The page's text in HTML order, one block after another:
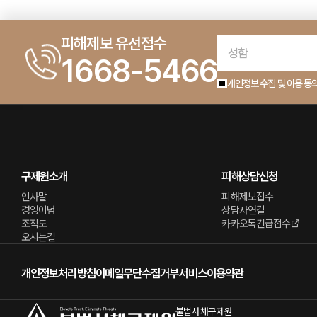
피해제보 유선접수
1668-5466 개인정보 수집 및 이용 동
구제원소개
인사말
경영이념
조직도
오시는길
피해상담신청
피해제보접수
상담사연결
카카오톡긴급접수
개인정보처리방침이메일무단수집거부서비스이용약관
불법사채구제원